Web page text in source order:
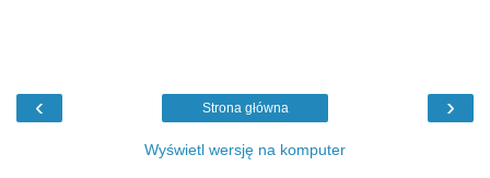
‹ ›
Strona główna
Wyświetl wersję na komputer